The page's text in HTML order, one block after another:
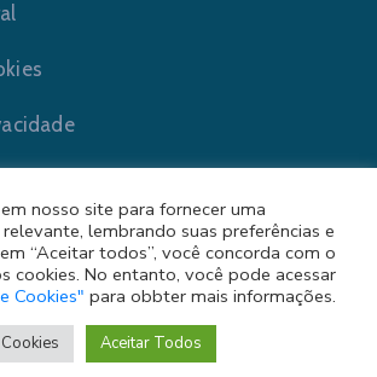
os Direitos Reservados.
nosso site para fornecer uma
lembrando suas preferências e
“Aceitar todos”, você concorda com o
cookies. No entanto, você pode acessar
Cookies" para obbter mais informações.
Aceitar Todos